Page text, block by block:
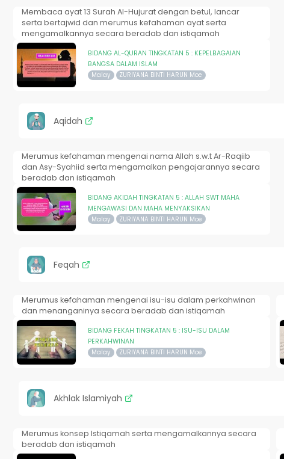
Membaca ayat 13 Surah Al-Hujurat dengan betul, lancar
serta bertajwid dan merumus kefahaman ayat serta
mengamalkannya secara beradab dan istiqamah
BIDANG AL-QURAN TINGKATAN 5 : KEPELBAGAIAN
BANGSA DALAM ISLAM
Malay ZURIYANA BINTI HARUN Moe
Aqidah
Merumus kefahaman mengenai nama Allah s.w.t Ar-Raqiib
dan Asy-Syahiid serta mengamalkan pengajarannya secara
beradab dan istiqamah
BIDANG AKIDAH TINGKATAN 5 : ALLAH SWT MAHA
MENGAWASI DAN MAHA MENYAKSIKAN
Malay ZURIYANA BINTI HARUN Moe
Feqah
Merumus kefahaman mengenai isu-isu dalam perkahwinan
dan menanganinya secara beradab dan istiqamah
BIDANG FEKAH TINGKATAN 5 : ISU-ISU DALAM
PERKAHWINAN
Malay ZURIYANA BINTI HARUN Moe
Akhlak Islamiyah
Merumus konsep Istiqamah serta mengamalkannya secara
beradab dan istiqamah